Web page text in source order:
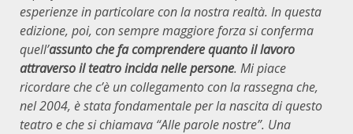
esperienze in particolare con la nostra realtà. In questa
edizione, poi, con sempre maggiore forza si conferma
quell’assunto che fa comprendere quanto il lavoro
attraverso il teatro incida nelle persone. Mi piace
ricordare che c’è un collegamento con la rassegna che,
nel 2004, è stata fondamentale per la nascita di questo
teatro e che si chiamava “Alle parole nostre”. Una